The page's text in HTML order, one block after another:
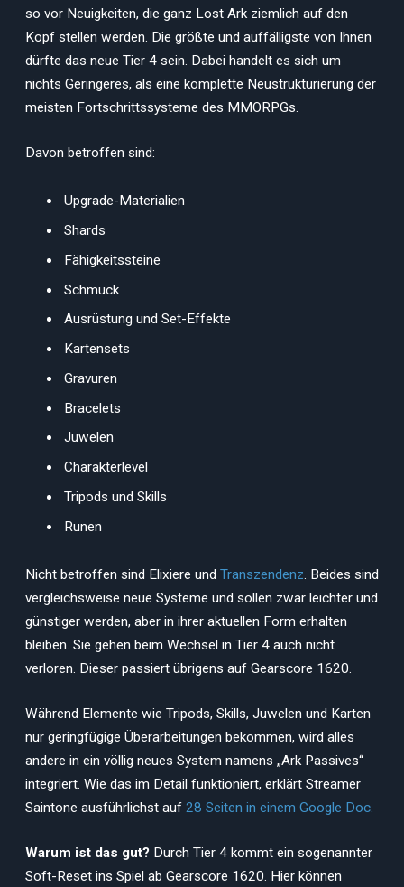
so vor Neuigkeiten, die ganz Lost Ark ziemlich auf den
Kopf stellen werden. Die größte und auffälligste von Ihnen
dürfte das neue Tier 4 sein. Dabei handelt es sich um
nichts Geringeres, als eine komplette Neustrukturierung der
meisten Fortschrittssysteme des MMORPGs.
Davon betroffen sind:
Upgrade-Materialien
Shards
Fähigkeitssteine
Schmuck
Ausrüstung und Set-Effekte
Kartensets
Gravuren
Bracelets
Juwelen
Charakterlevel
Tripods und Skills
Runen
Nicht betroffen sind Elixiere und Transzendenz. Beides sind
vergleichsweise neue Systeme und sollen zwar leichter und
günstiger werden, aber in ihrer aktuellen Form erhalten
bleiben. Sie gehen beim Wechsel in Tier 4 auch nicht
verloren. Dieser passiert übrigens auf Gearscore 1620.
Während Elemente wie Tripods, Skills, Juwelen und Karten
nur geringfügige Überarbeitungen bekommen, wird alles
andere in ein völlig neues System namens „Ark Passives“
integriert. Wie das im Detail funktioniert, erklärt Streamer
Saintone ausführlichst auf 28 Seiten in einem Google Doc.
Warum ist das gut? Durch Tier 4 kommt ein sogenannter
Soft-Reset ins Spiel ab Gearscore 1620. Hier können